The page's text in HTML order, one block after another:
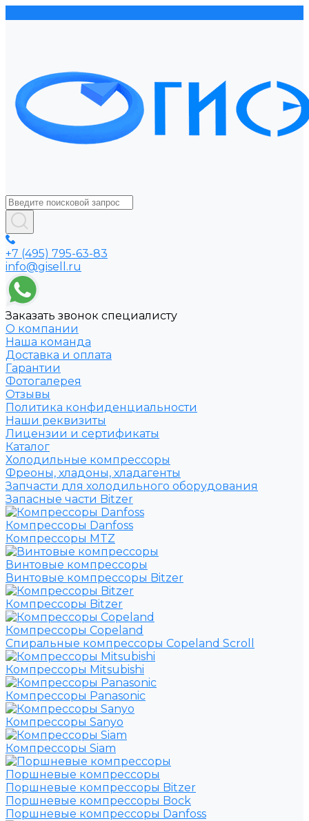
+7 (495) 795-63-83
info@gisell.ru
Заказать звонок специалисту
О компании
Наша команда
Доставка и оплата
Гарантии
Фотогалерея
Отзывы
Политика конфиденциальности
Наши реквизиты
Лицензии и сертификаты
Каталог
Холодильные компрессоры
Фреоны, хладоны, хладагенты
Запчасти для холодильного оборудования
Запасные части Bitzer
Компрессоры Danfoss
Компрессоры MTZ
Винтовые компрессоры
Винтовые компрессоры Bitzer
Компрессоры Bitzer
Компрессоры Copeland
Спиральные компрессоры Copeland Scroll
Компрессоры Mitsubishi
Компрессоры Panasonic
Компрессоры Sanyo
Компрессоры Siam
Поршневые компрессоры
Поршневые компрессоры Bitzer
Поршневые компрессоры Bock
Поршневые компрессоры Danfoss